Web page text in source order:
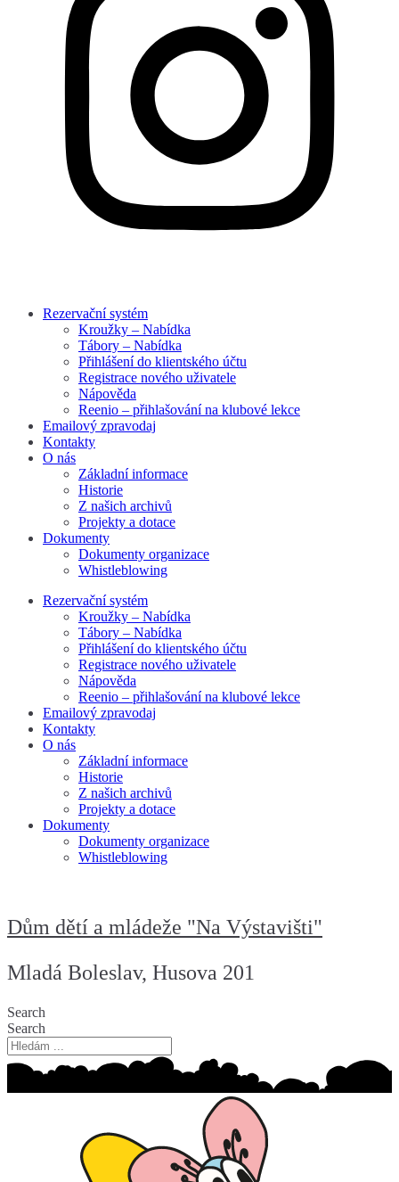
Rezervační systém
Kroužky – Nabídka
Tábory – Nabídka
Přihlášení do klientského účtu
Registrace nového uživatele
Nápověda
Reenio – přihlašování na klubové lekce
Emailový zpravodaj
Kontakty
O nás
Základní informace
Historie
Z našich archivů
Projekty a dotace
Dokumenty
Dokumenty organizace
Whistleblowing
Rezervační systém
Kroužky – Nabídka
Tábory – Nabídka
Přihlášení do klientského účtu
Registrace nového uživatele
Nápověda
Reenio – přihlašování na klubové lekce
Emailový zpravodaj
Kontakty
O nás
Základní informace
Historie
Z našich archivů
Projekty a dotace
Dokumenty
Dokumenty organizace
Whistleblowing
Dům dětí a mládeže "Na Výstavišti"
Mladá Boleslav, Husova 201
Search
Search